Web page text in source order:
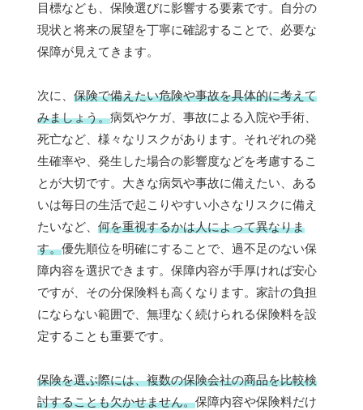
目標なども、保険選びに影響する要素です。自分の
現状と将来の展望を丁寧に確認することで、必要な
保障が見えてきます。
次に、 保険で備えたい危険や事故を具体的に考えて
みましょう。病気やケガ、事故による入院や手術、
死亡など、様々なリスクがあります。それぞれの発
生確率や、発生した場合の影響度などを考慮するこ
とが大切です。大きな病気や事故に備えたい、ある
いは毎日の生活で起こりやすい小さなリスクに備え
たいなど、 何を重視するかは人によって異なりま
す。優先順位を明確にすることで、過不足のない保
障内容を選択できます。保障内容が手厚ければ安心
ですが、その分保険料も高くなります。家計の負担
にならない範囲で、無理なく続けられる保険料を設
定することも重要です。
保険を選ぶ際には、複数の保険会社の商品を比較検
討することも欠かせません。保障内容や保険料だけ